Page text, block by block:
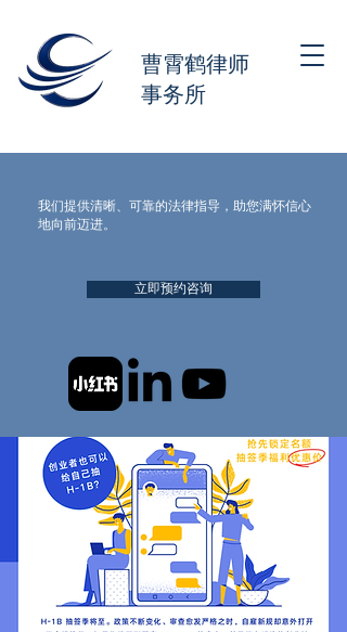
我们提供清晰、可靠的法律指导，助您满怀信心
地向前迈进。
立即预约咨询
曹霄鹤律师
事务所